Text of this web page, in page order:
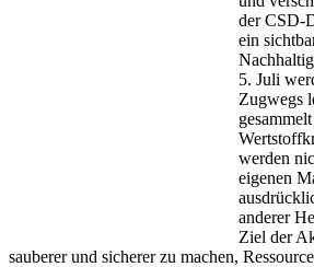
der CSD-
ein
5. Juli
Zugwegs
werden
eigenen
anderer
Ziel der
sauberer und sicherer zu machen,